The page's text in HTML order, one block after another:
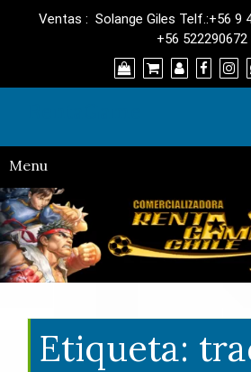
Ventas : Solange Giles Telf.:+56 9
+56 522290672
Menu
Etiqueta: